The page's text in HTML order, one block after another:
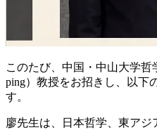
このたび、中国・中山大学哲
ping）教授をお招きし、以下
す。
廖先生は、日本哲学、東ア